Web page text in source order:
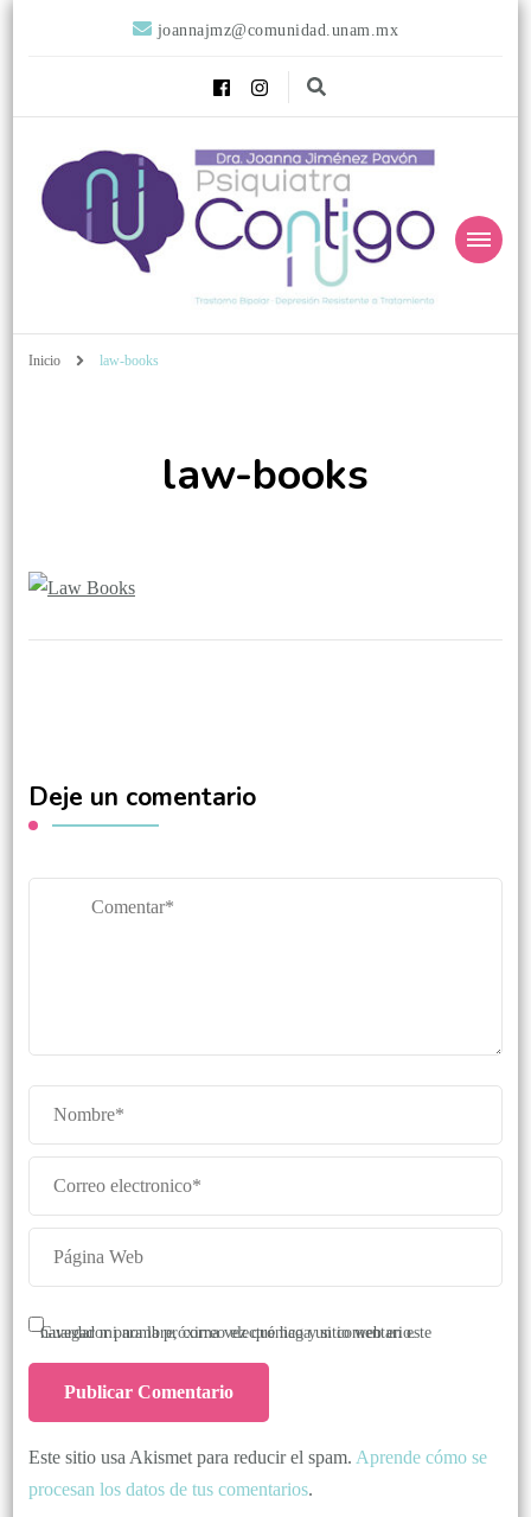
joannajmz@comunidad.unam.mx
Psiquiatra
Inicio law-books
law-books
Deje un comentario
Guardar mi nombre, correo electrónico y sitio web en este navegador para la próxima vez que haga un comentario.
Este sitio usa Akismet para reducir el spam. Aprende cómo se
procesan los datos de tus comentarios.